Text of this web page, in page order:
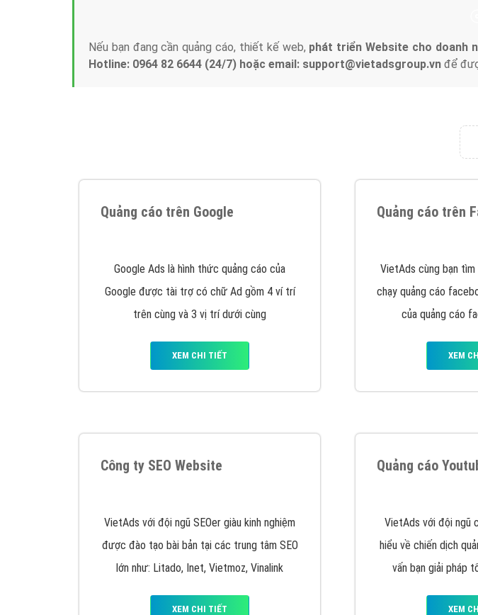
Nếu bạn đang cần quảng cáo, thiết kế web, phát triển Website cho doanh
Hotline: 0964 82 6644 (24/7) hoặc email: support@vietadsgroup.vn để
Quảng cáo trên Google
Google Ads là hình thức quảng cáo của
Google được tài trợ có chữ Ad gồm 4 ví trí
trên cùng và 3 vị trí dưới cùng
XEM CHI TIẾT
Quảng cáo trên
VietAds cùng bạn
chạy quảng cáo
của quảng cáo
XEM
Công ty SEO Website
VietAds với đội ngũ SEOer giàu kinh nghiệm
được đào tạo bài bản tại các trung tâm SEO
lớn như: Litado, Inet, Vietmoz, Vinalink
XEM CHI TIẾT
Quảng cáo
VietAds với đội ngũ
hiểu về chiến dịch
vấn bạn giải pháp
XEM